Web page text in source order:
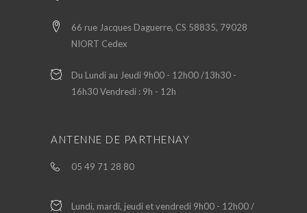
66 rue Jacques Daguerre, CS 58835, 79028
NIORT Cedex
Du Lundi au Jeudi 9h00 - 12h00 /13h30 -
16h30 Vendredi : 9h - 12h
ANTENNE DE PARTHENAY
05 49 71 28 80
Lundi, mardi, jeudi et vendredi 9h00 - 12h00 /